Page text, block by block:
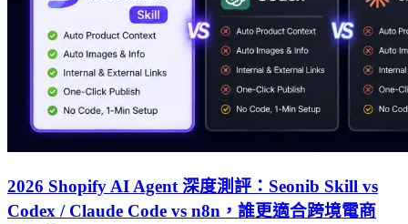
2026 Shopify AI Agent 深度測評：Seonib Skill vs
Codex / Claude Code vs n8n，誰更適合跨境電商